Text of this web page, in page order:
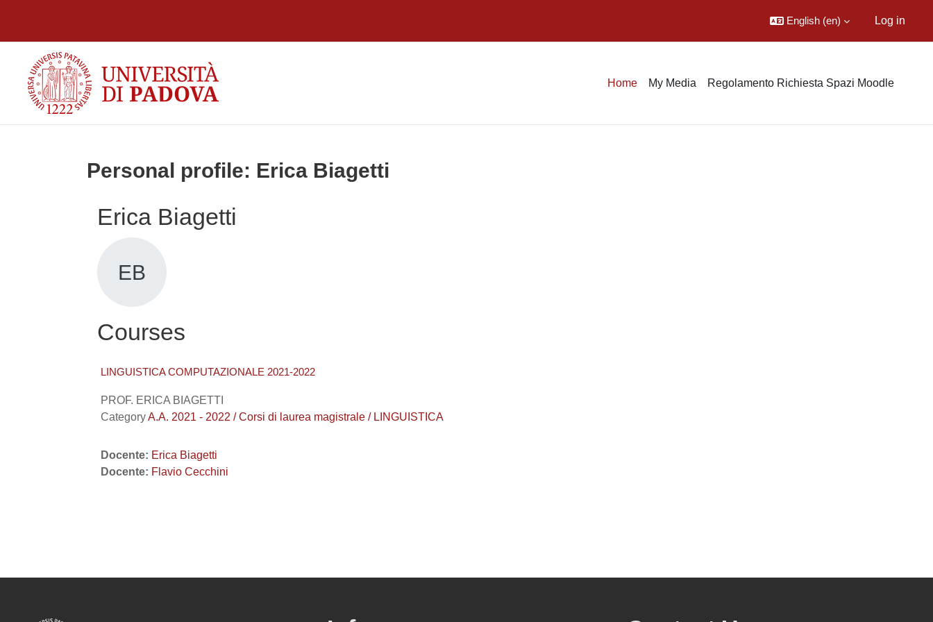
English ‎(en)‎ Log in
Home My Media Regolamento Richiesta Spazi Moodle
Personal profile: Erica Biagetti
Erica Biagetti
EB
Courses
LINGUISTICA COMPUTAZIONALE 2021-2022
PROF. ERICA BIAGETTI
CategoryA.A. 2021 - 2022 / Corsi di laurea magistrale / LINGUISTICA
Docente: Erica Biagetti
Docente: Flavio Cecchini